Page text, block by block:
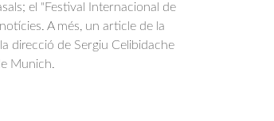
el "Festival Internacional de
A més, un article de la
direcció de Sergiu Celibidache
Munich.